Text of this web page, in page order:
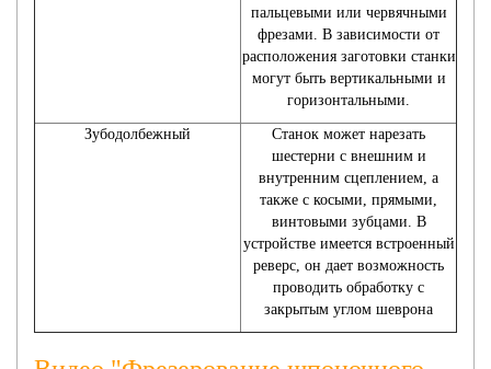
пальцевыми или червячными
фрезами. В зависимости от
расположения заготовки станки
могут быть вертикальными и
горизонтальными.
Зубодолбежный
Станок может нарезать
шестерни с внешним и
внутренним сцеплением, а
также с косыми, прямыми,
винтовыми зубцами. В
устройстве имеется встроенный
реверс, он дает возможность
проводить обработку с
закрытым углом шеврона